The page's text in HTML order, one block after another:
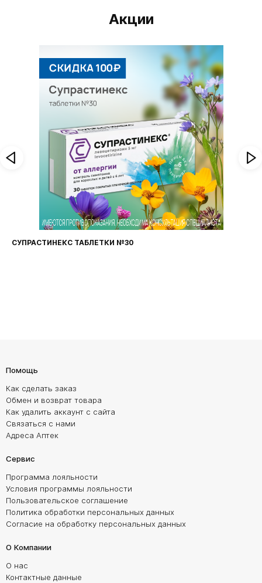
Акции
СУПРАСТИНЕКС ТАБЛЕТКИ №30
Помощь
Как сделать заказ
Обмен и возврат товара
Как удалить аккаунт с сайта
Связаться с нами
Адреса Аптек
Сервис
Программа лояльности
Условия программы лояльности
Пользовательское соглашение
Политика обработки персональных данных
Согласие на обработку персональных данных
О Компании
О нас
Контактные данные